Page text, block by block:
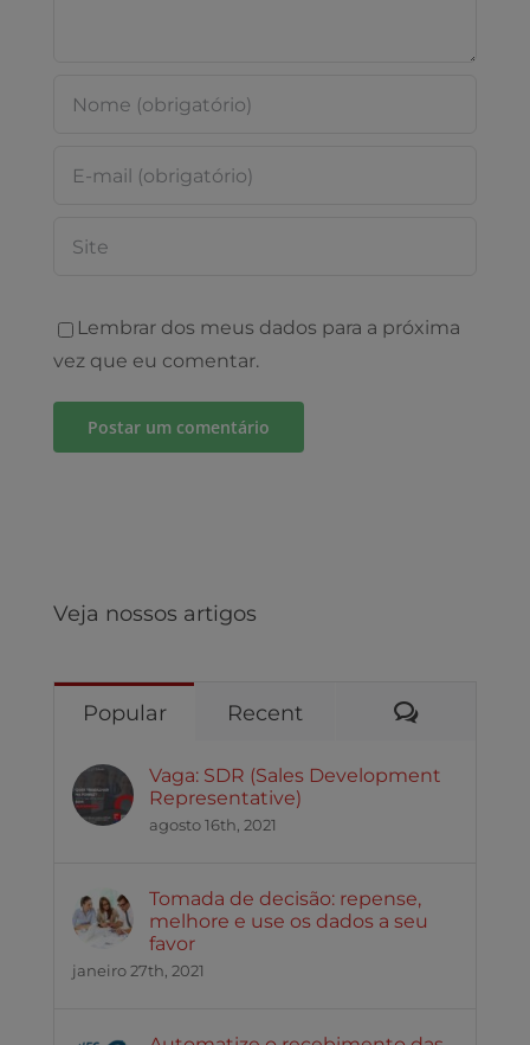
Lembrar dos meus dados para a próxima
vez que eu comentar.
Veja nossos artigos
Popular Recent
Vaga: SDR (Sales Development
Representative)
agosto 16th, 2021
Tomada de decisão: repense,
melhore e use os dados a seu
favor
janeiro 27th, 2021